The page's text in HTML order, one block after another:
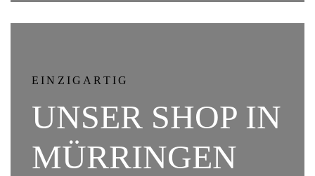
EINZIGARTIG
UNSER SHOP IN
MÜRRINGEN